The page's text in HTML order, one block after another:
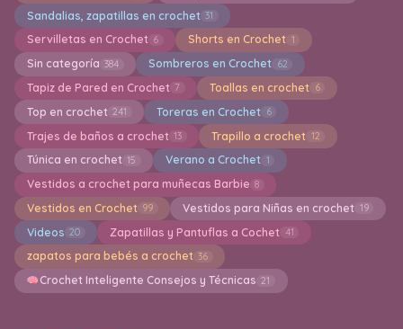
Sandalias, zapatillas en crochet 31
Servilletas en Crochet 6 Shorts en Crochet 1
Sin categoría 384 Sombreros en Crochet 62
Tapiz de Pared en Crochet 7 Toallas en crochet 6
Top en crochet 241 Toreras en Crochet 6
Trajes de baños a crochet 13 Trapillo a crochet 12
Túnica en crochet 15 Verano a Crochet 1
Vestidos a crochet para muñecas Barbie 8
Vestidos en Crochet 99 Vestidos para Niñas en crochet 19
Videos 20 Zapatillas y Pantuflas a Cochet 41
zapatos para bebés a crochet 36
Crochet Inteligente Consejos y Técnicas 21